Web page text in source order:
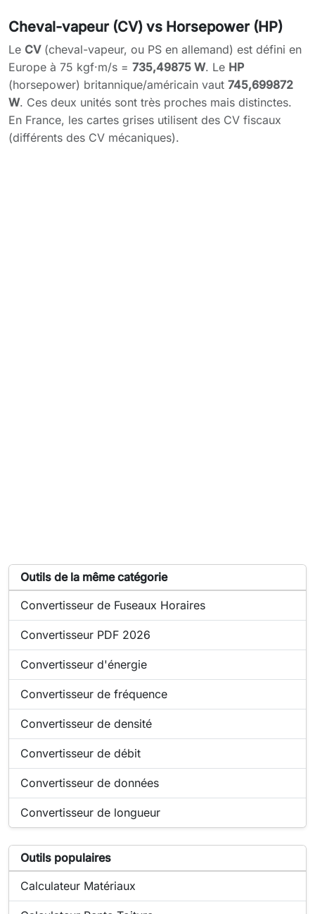
Cheval-vapeur (CV) vs Horsepower (HP)
Le CV(cheval-vapeur, ou PS en allemand) est défini en
Europe à 75 kgf·m/s = 735,49875 W. Le HP
(horsepower) britannique/américain vaut 745,699872
W. Ces deux unités sont très proches mais distinctes.
En France, les cartes grises utilisent des CV fiscaux
(différents des CV mécaniques).
Outils de la même catégorie
Liste d'outils similaires à Convertisseur de puissance
Outil en ligne :
Convertisseur de Fuseaux Horaires
Outil en ligne :
Convertisseur PDF 2026
Outil en ligne :
Convertisseur d'énergie
Outil en ligne :
Convertisseur de fréquence
Outil en ligne :
Convertisseur de densité
Outil en ligne :
Convertisseur de débit
Outil en ligne :
Convertisseur de données
Outil en ligne :
Convertisseur de longueur
Outils populaires
Liste d'outils populaires liés à Convertisseur de puissance
Outil populaire en ligne :
Calculateur Matériaux